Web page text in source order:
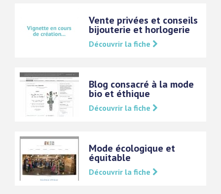
Vente privées et conseils
bijouterie et horlogerie
Découvrir la fiche
Blog consacré à la mode
bio et éthique
Découvrir la fiche
Mode écologique et
équitable
Découvrir la fiche